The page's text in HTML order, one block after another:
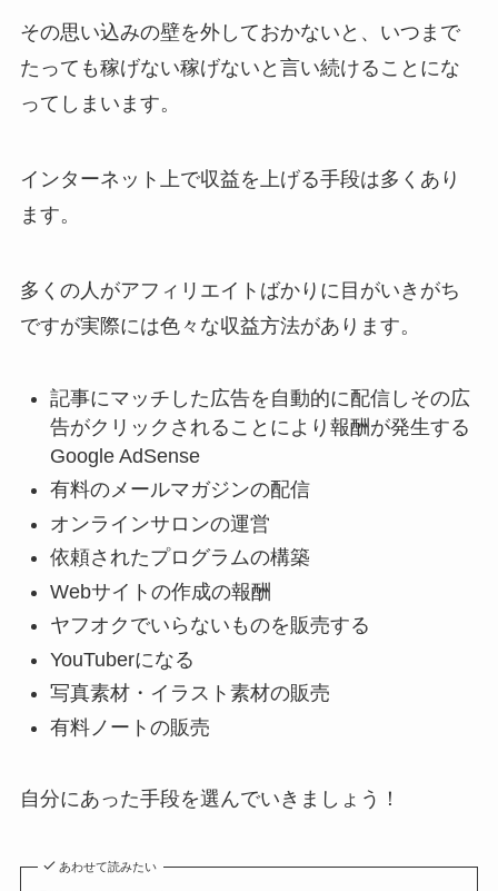
その思い込みの壁を外しておかないと、いつまで
たっても稼げない稼げないと言い続けることにな
ってしまいます。
インターネット上で収益を上げる手段は多くあり
ます。
多くの人がアフィリエイトばかりに目がいきがち
ですが実際には色々な収益方法があります。
記事にマッチした広告を自動的に配信しその広
告がクリックされることにより報酬が発生する
Google AdSense
有料のメールマガジンの配信
オンラインサロンの運営
依頼されたプログラムの構築
Webサイトの作成の報酬
ヤフオクでいらないものを販売する
YouTuberになる
写真素材・イラスト素材の販売
有料ノートの販売
自分にあった手段を選んでいきましょう！
あわせて読みたい